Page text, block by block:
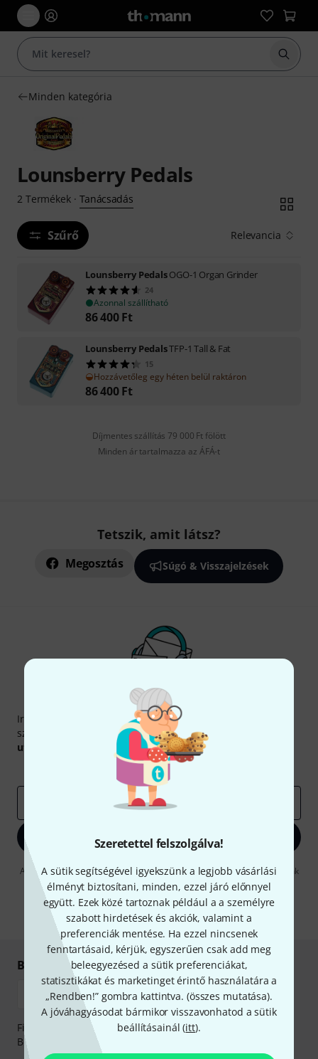
Szeretettel felszolgálva!
A sütik segítségével igyekszünk a legjobb vásárlási
élményt biztosítani, minden, ezzel járó előnnyel
együtt. Ezek közé tartoznak például a a személyre
szabott hirdetések és akciók, valamint a
preferenciák mentése. Ha ezzel nincsenek
fenntartásaid, kérjük, egyszerűen csak add meg
beleegyezésed a sütik preferenciákat,
statisztikákat és marketinget érintő használatára a
„Rendben!” gombra kattintva. (összes mutatása).
A jóváhagyásodat bármikor visszavonhatod a sütik
beállításainál (itt).
Minden kategória
Lounsberry Pedals
2 Termékek· Tanácsadás
Szűrő Relevancia
Lounsberry PedalsOGO-1 Organ Grinder
24
Azonnal szállítható
86 400 Ft
Lounsberry PedalsTFP-1 Tall & Fat
15
Hozzávetőleg egy héten belül raktáron
86 400 Ft
Díjmentes szállítás 79 000 Ft fölött
Minden ár tartalmazza az ÁFÁ-t
Tetszik, amit látsz?
Megosztás Súgó & Visszajelzések
Thomann hírlevél
Iratkozz fel a Thomann angol nyelvű hírlevelére, és kis
szerencsével megnyerheted a50egyenként
utalvány
Inspiráló gondolatok
Akciók
Bejelentkezés
A "Bejelentkezés" gombra kattintva elfogadja, hogy e-mailben küldjünk
önnek hirdetéseket. Bármikor leiratkozhat erről. A hírlevélről további
információkat azdata protection guideline -ben talál.
* Kitöltés kötelező
Biztonságos vásárlás és fizetés
Fizessen biztonságosan, titkosítással: Banki átutalás vagy
Betéti- vagy hitelkártya segítségével